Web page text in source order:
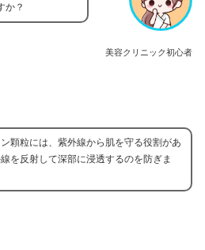
美容クリニック初心者
か？
顆粒には、紫外線から肌を守る役割があ
を反射して深部に浸透するのを防ぎま